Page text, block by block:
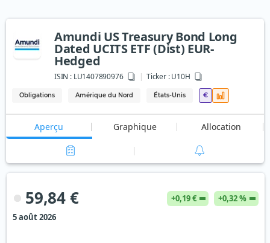
Amundi US Treasury Bond Long
Dated UCITS ETF (Dist) EUR-
Hedged
ISIN :LU1407890976 Ticker :U10H
Obligations Amérique du Nord États-Unis €
Aperçu Graphique Allocation
59,84 € +0,19 €
+0,32 %
5 août 2026